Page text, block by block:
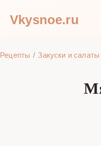
Vkysnoe.ru
Рецепты Закуски и салаты